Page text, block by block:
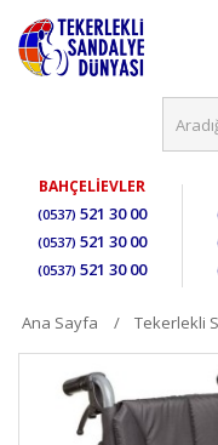
BAHÇELİEVLER
(0537) 521 30 00
(0537) 521 30 00
(0537) 521 30 00
Ana Sayfa Tekerlekli